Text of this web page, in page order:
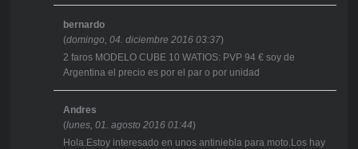
bernardo
(domingo, 04. diciembre 2016 03:37)
2 faros MODELO CUBE 10 WATIOS: PVP 94 € soy de
Argentina el precio es por el par o por unidad
Andres
(lunes, 01. agosto 2016 01:44)
Hola.Estoy interesado en unos antiniebla para moto.Los hay